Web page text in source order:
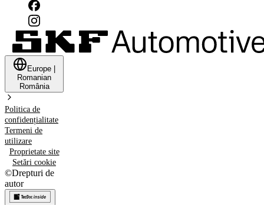
Europe
Romanian
România
Politica de
confidențialitate
Termeni de
utilizare
Proprietate site
Setări cookie
©Drepturi de
autor